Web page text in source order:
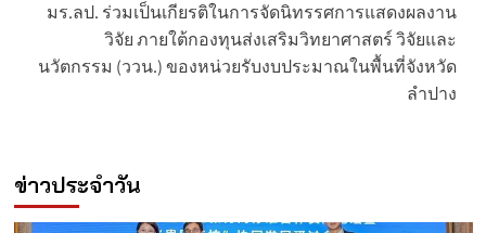
มร.ลป. ร่วมเป็นเกียรติในการจัดนิทรรศการแสดงผลงาน
วิจัย ภายใต้กองทุนส่งเสริมวิทยาศาสตร์ วิจัยและ
นวัตกรรม (ววน.) ของหน่วยรับงบประมาณในพื้นที่จังหวัด
ลำปาง
ข่าวประจำวัน